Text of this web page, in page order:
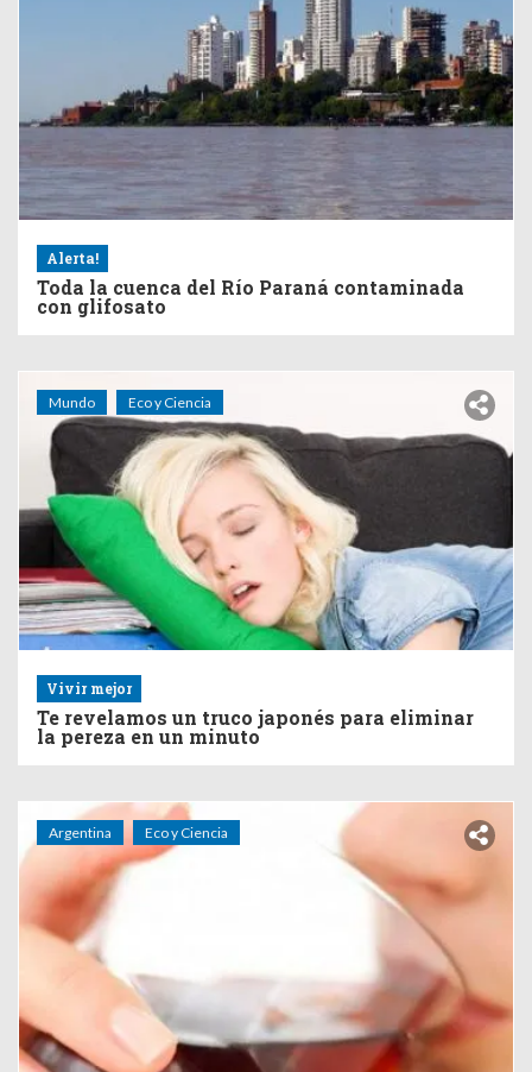
Alerta!
Toda la cuenca del Río Paraná contaminada
con glifosato
Mundo Eco y Ciencia
Vivir mejor
Te revelamos un truco japonés para eliminar
la pereza en un minuto
Argentina Eco y Ciencia